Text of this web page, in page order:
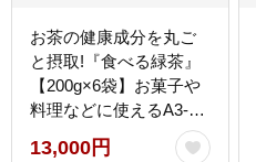
お茶の健康成分を丸ご
と摂取!『食べる緑茶』
【200g×6袋】お菓子や
料理などに使えるA3-
269【配送不可地域：離
13,000円